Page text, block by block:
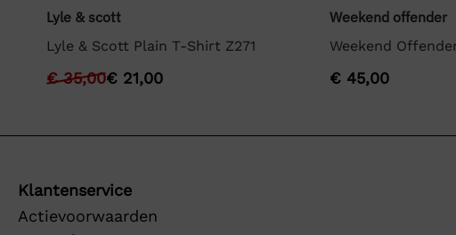
Lyle & scott
Lyle & Scott Plain T-Shirt Z271
€35,00€ 21,00
Weekend offender
Weekend
€45,00
Klantenservice
Actievoorwaarden